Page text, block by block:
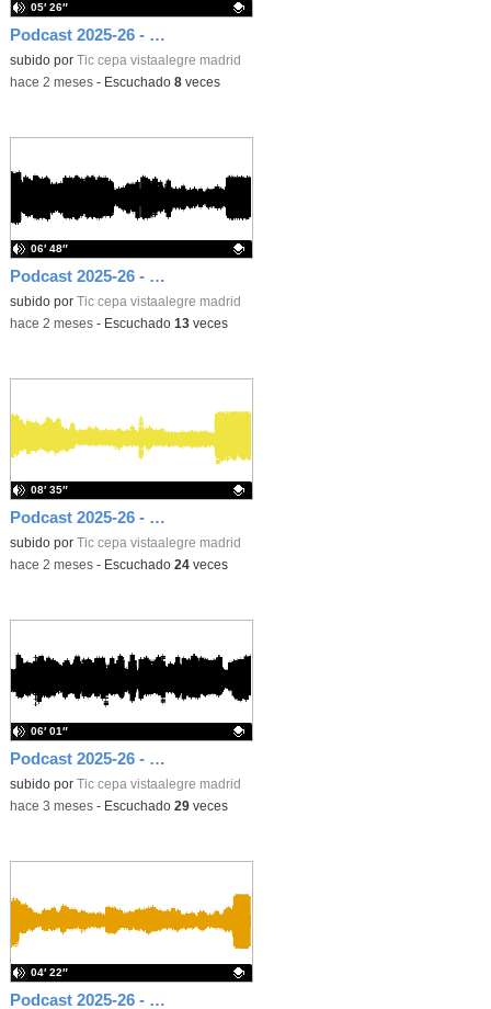
Podcast 2025-26 - Radio 21. Inglés 2. Recipes for everyone
Contenido educativo.
subido por Tic cepa vistaalegre madrid
05′ 26″
-hace 2 meses- Escuchado 8veces
Podcast 2025-26 - Radio 20. Erasmus+ a Lisboa
Contenido educativo.
subido por Tic cepa vistaalegre madrid
06′ 48″
-hace 2 meses- Escuchado 13veces
Podcast 2025-26 - Radio 19. Erasmus+ a Siena
Contenido educativo.
subido por Tic cepa vistaalegre madrid
08′ 35″
-hace 2 meses- Escuchado 24veces
Podcast 2025-26 - Radio 17. TOP de Jardinería. Cuando los autores plantaron plantas
Contenido educativo.
subido por Tic cepa vistaalegre madrid
06′ 01″
-hace 3 meses- Escuchado 29veces
Podcast 2025-26 - Radio 16. 1º CFGB de alojamiento y lavandería. Catering
04′ 22″